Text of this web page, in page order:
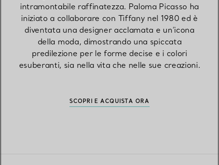
intramontabile raffinatezza. Paloma Picasso ha
iniziato a collaborare con Tiffany nel 1980 ed è
diventata una designer acclamata e un’icona
della moda, dimostrando una spiccata
predilezione per le forme decise e i colori
esuberanti, sia nella vita che nelle sue creazioni.
SCOPRI E ACQUISTA ORA